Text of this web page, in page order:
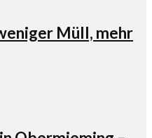
Müll, mehr